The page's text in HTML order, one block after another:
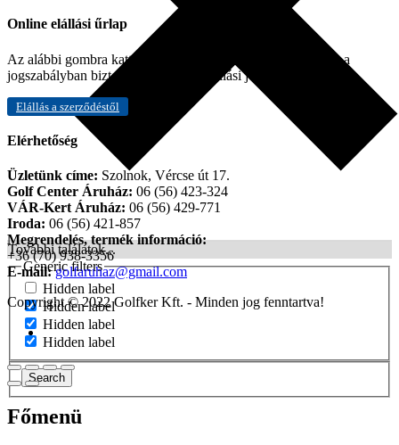
További találatok...
Generic filters
Hidden label
Hidden label
Hidden label
Hidden label
Search
Online elállási űrlap
Az alábbi gombra kattintva Ön online úton is gyakorolhatja a
jogszabályban biztosított 14 napos elállási jogát.
Elállás a szerződéstől
Elérhetőség
Üzletünk címe: Szolnok, Vércse út 17.
Golf Center Áruház: 06 (56) 423-324
VÁR-Kert Áruház: 06 (56) 429-771
Iroda: 06 (56) 421-857
Megrendelés, termék információ:
+36 (70) 938-3356
E-mail: golfaruhaz@gmail.com
Copyright © 2022 Golfker Kft. - Minden jog fenntartva!
Főmenü